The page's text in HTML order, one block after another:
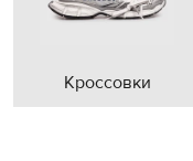
Кроссовки